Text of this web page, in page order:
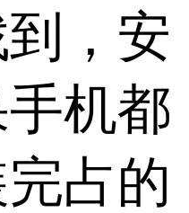
，安
机都
占的